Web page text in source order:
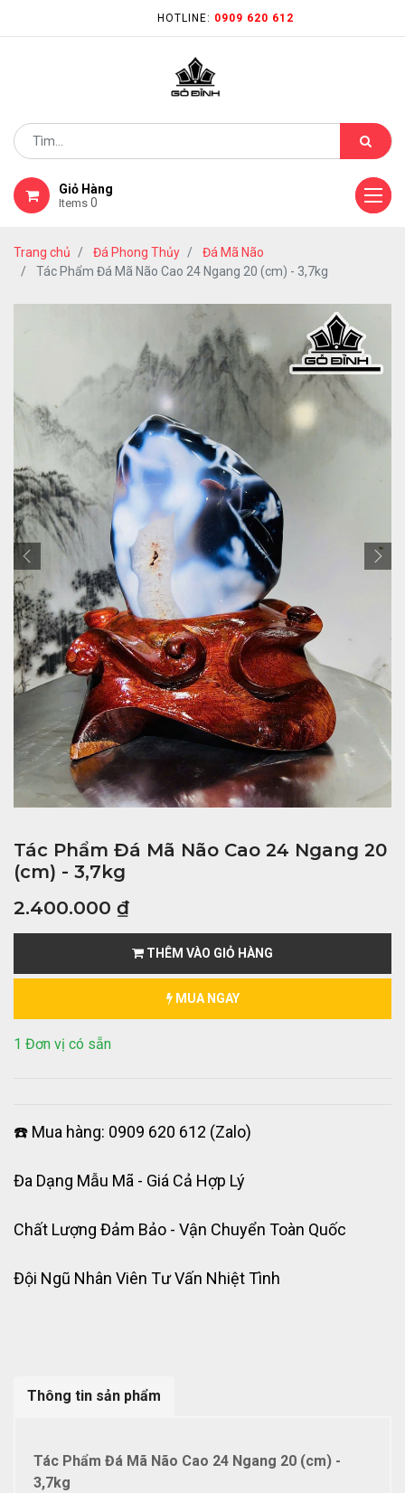
HOTLINE: 0909 620 612
Giỏ Hàng
Items 0
Trang chủ Đá Phong Thủy
Đá Mã Não
Tác Phẩm Đá Mã Não Cao 24 Ngang 20 (cm) - 3,7kg
Tác Phẩm Đá Mã Não Cao 24 Ngang 20
(cm) - 3,7kg
2.400.000 ₫
THÊM VÀO GIỎ HÀNG
MUA NGAY
1 Đơn vị có sẵn
☎️ Mua hàng: 0909 620 612 (Zalo)
Đa Dạng Mẫu Mã - Giá Cả Hợp Lý
Chất Lượng Đảm Bảo - Vận Chuyển Toàn Quốc
Đội Ngũ Nhân Viên Tư Vấn Nhiệt Tình
Thông tin sản phẩm
Tác Phẩm Đá Mã Não Cao 24 Ngang 20 (cm) -
3,7kg